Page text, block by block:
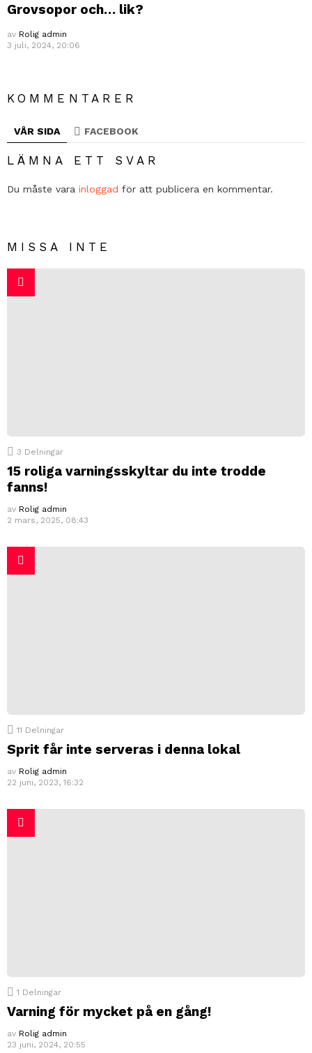
Grovsopor och… lik?
av Rolig admin
3 juli, 2024, 20:06
KOMMENTARER
VÅR SIDA FACEBOOK
LÄMNA ETT SVAR
Du måste vara inloggad för att publicera en kommentar.
MISSA INTE
3 Delningar
15 roliga varningsskyltar du inte trodde
fanns!
av Rolig admin
2 mars, 2025, 08:43
11 Delningar
Sprit får inte serveras i denna lokal
av Rolig admin
22 juni, 2023, 16:32
1 Delningar
Varning för mycket på en gång!
av Rolig admin
23 juni, 2024, 20:55